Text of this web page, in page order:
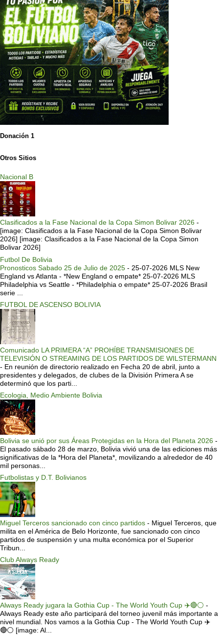
Donación 1
Otros Sitios
Nacional B
Clasificados a la Fase Nacional de la Copa Simon Bolivar 2026 -
[image: Clasificados a la Fase Nacional de la Copa Simon Bolivar
2026] [image: Clasificados a la Fase Nacional de la Copa Simon
Bolivar 2026]
Futbol De Bolivia
Pronosticos Sabado 25 de Julio de 2025 - 25-07-2026 MLS New
England vs Atlanta - *New England o empate* 25-07-2026 MLS
Philadelphia vs Seattle - *Philadelphia o empate* 25-07-2026 Brasil
serie ...
FUTBOL DE ASCENSO BOLIVIA
Comunicado LA PRIMERA “A” PROHÍBE TRANSMISIONES DE
TELEVISIÓN O STREAMING DE LOS PARTIDOS DE WILSTERMANN
- En reunión de directorio realizado en Fecha 20 de abril, junto a
presidentes y delegados, de clubes de la División Primera A se
determinó que los parti...
Ecologia, Medio Ambiente Bolivia
Bolivia se unió por sus Áreas Protegidas en la Hora del Planeta 2026 -
El pasado sábado 28 de marzo, Bolivia vivió una de las ediciones más
significativas de la *Hora del Planeta*, movilizando a alrededor de 40
mil personas...
Futbolistas y D.T. Bolivianos
Miguel Terceros sancionado con cinco partidos - Miguel Terceros, que
milita en el América de Belo Horizonte, fue sancionado con cinco
partidos de suspensión y una multa económica por el Superior
Tribun...
Club Always Ready
Always Ready jugara la Gothia Cup - The World Youth Cup ✈️🔴⚪️ -
Always Ready este año participará del torneo juvenil más importante a
nivel mundial. Nos vamos a la Gothia Cup - The World Youth Cup ✈️
🔴⚪️ [image: Al...